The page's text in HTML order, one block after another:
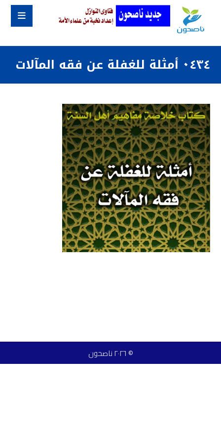
٠٤٣٤ أمثلة للغفلة عن فقه المآلات
© ٢٠٢٦ ناصحون